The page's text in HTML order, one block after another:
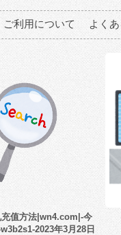
ご利用について よく
值方法|wn4.com|-今
2023年3月28日